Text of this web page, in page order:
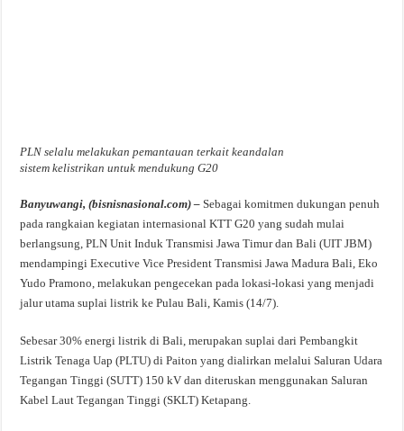
PLN selalu melakukan pemantauan terkait keandalan
sistem kelistrikan untuk mendukung G20
Banyuwangi, (bisnisnasional.com) – Sebagai komitmen dukungan penuh
pada rangkaian kegiatan internasional KTT G20 yang sudah mulai
berlangsung, PLN Unit Induk Transmisi Jawa Timur dan Bali (UIT JBM)
mendampingi Executive Vice President Transmisi Jawa Madura Bali, Eko
Yudo Pramono, melakukan pengecekan pada lokasi-lokasi yang menjadi
jalur utama suplai listrik ke Pulau Bali, Kamis (14/7).
Sebesar 30% energi listrik di Bali, merupakan suplai dari Pembangkit
Listrik Tenaga Uap (PLTU) di Paiton yang dialirkan melalui Saluran Udara
Tegangan Tinggi (SUTT) 150 kV dan diteruskan menggunakan Saluran
Kabel Laut Tegangan Tinggi (SKLT) Ketapang.